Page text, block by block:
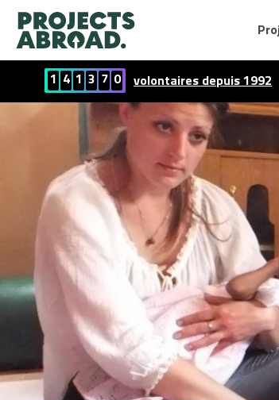
1 4 1 3 7 0 volontaires depuis 1992